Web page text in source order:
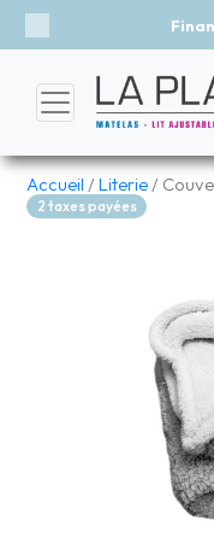
Financement
Previous
Accueil /Literie /
2 taxes payées